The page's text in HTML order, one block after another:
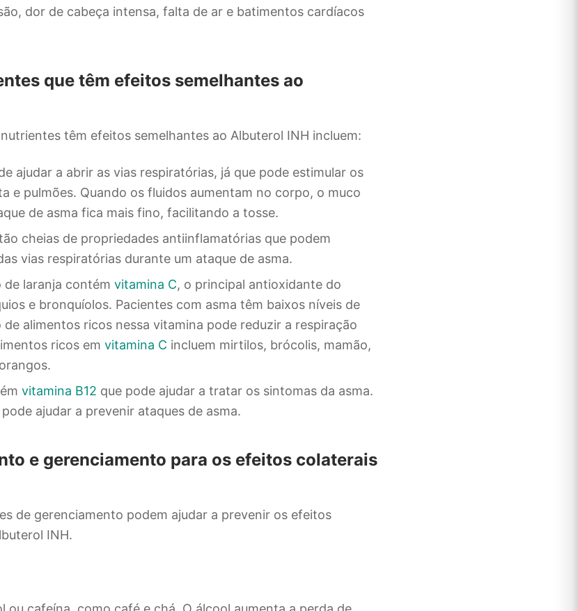
dor de cabeça intensa, falta de ar e batimentos cardíacos
que têm efeitos semelhantes ao
têm efeitos semelhantes ao Albuterol INH incluem:
ajudar a abrir as vias respiratórias, já que pode estimular os
e pulmões. Quando os fluidos aumentam no corpo, o muco
de asma fica mais fino, facilitando a tosse.
cheias de propriedades antiinflamatórias que podem
vias respiratórias durante um ataque de asma.
de laranja contém vitamina C, o principal antioxidante do
e bronquíolos. Pacientes com asma têm baixos níveis de
alimentos ricos nessa vitamina pode reduzir a respiração
ricos em vitamina C incluem mirtilos, brócolis, mamão,
vitamina B12 que pode ajudar a tratar os sintomas da asma.
ajudar a prevenir ataques de asma.
e gerenciamento para os efeitos colaterais
de gerenciamento podem ajudar a prevenir os efeitos
INH.